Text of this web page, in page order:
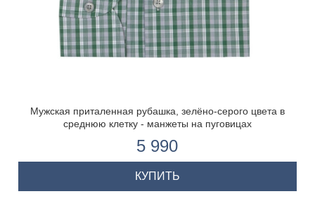
Мужская приталенная рубашка, зелёно-серого цвета в
среднюю клетку - манжеты на пуговицах
5 990
КУПИТЬ